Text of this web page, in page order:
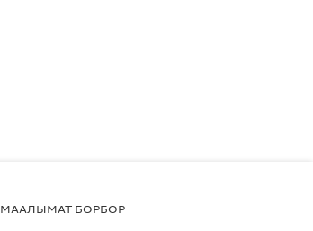
МААЛЫМАТ БОРБОР